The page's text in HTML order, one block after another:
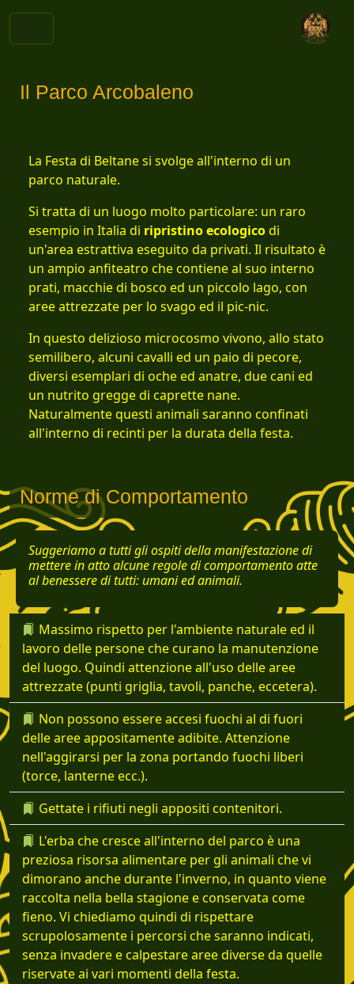
Il Parco Arcobaleno
La Festa di Beltane si svolge all'interno di un
parco naturale.
Si tratta di un luogo molto particolare: un raro
esempio in Italia di ripristino ecologicodi
un'area estrattiva eseguito da privati. Il risultato è
un ampio anfiteatro che contiene al suo interno
prati, macchie di bosco ed un piccolo lago, con
aree attrezzate per lo svago ed il pic-nic.
In questo delizioso microcosmo vivono, allo stato
semilibero, alcuni cavalli ed un paio di pecore,
diversi esemplari di oche ed anatre, due cani ed
un nutrito gregge di caprette nane.
Naturalmente questi animali saranno confinati
all'interno di recinti per la durata della festa.
Norme di Comportamento
Suggeriamo a tutti gli ospiti della manifestazione di
mettere in atto alcune regole di comportamento atte
al benessere di tutti: umani ed animali.
Massimo rispetto per l'ambiente naturale ed il
lavoro delle persone che curano la manutenzione
del luogo. Quindi attenzione all'uso delle aree
attrezzate (punti griglia, tavoli, panche, eccetera).
Non possono essere accesi fuochi al di fuori
delle aree appositamente adibite. Attenzione
nell'aggirarsi per la zona portando fuochi liberi
(torce, lanterne ecc.).
Gettate i rifiuti negli appositi contenitori.
L'erba che cresce all'interno del parco è una
preziosa risorsa alimentare per gli animali che vi
dimorano anche durante l'inverno, in quanto viene
raccolta nella bella stagione e conservata come
fieno. Vi chiediamo quindi di rispettare
scrupolosamente i percorsi che saranno indicati,
senza invadere e calpestare aree diverse da quelle
riservate ai vari momenti della festa.